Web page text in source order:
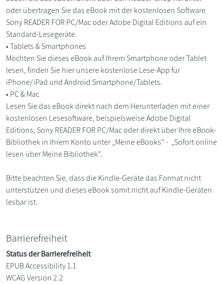
oder übertragen Sie das eBook mit der kostenlosen Software
Sony READER FOR PC/Mac oder Adobe Digital Editions auf ein
Standard-Lesegeräte.
• Tablets & Smartphones
Möchten Sie dieses eBook auf Ihrem Smartphone oder Tablet
lesen, finden Sie hier unsere kostenlose Lese-App für
iPhone/iPad und Android Smartphone/Tablets.
• PC & Mac
Lesen Sie das eBook direkt nach dem Herunterladen mit einer
kostenlosen Lesesoftware, beispielsweise Adobe Digital
Editions, Sony READER FOR PC/Mac oder direkt über Ihre eBook-
Bibliothek in Ihrem Konto unter „Meine eBooks“ - „Sofort online
lesen über Meine Bibliothek“.
Bitte beachten Sie, dass die Kindle-Geräte das Format nicht
unterstützen und dieses eBook somit nicht auf Kindle-Geräten
lesbar ist.
Barrierefreiheit
Status der Barrierefreiheit
EPUB Accessibility 1.1
WCAG Version 2.2